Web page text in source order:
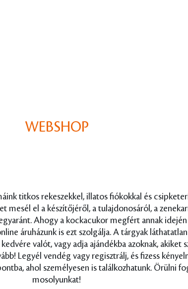
WEBSHOP
titkos rekeszekkel, illatos fiókokkal és
el a készítőjéről, a tulajdonosáról, a
Ahogy a kockacukor megfért annak
áruházunk is ezt szolgálja. A tárgyak
valót, vagy adja ajándékba azoknak,
Legyél vendég vagy regisztrálj, és fizess
ahol személyesen is találkozhatunk. Örülni
mosolyunkat!